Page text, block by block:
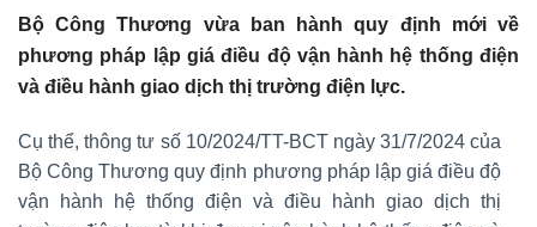
Bộ Công Thương vừa ban hành quy định mới về
phương pháp lập giá điều độ vận hành hệ thống điện
và điều hành giao dịch thị trường điện lực.
Cụ thể, thông tư số 10/2024/TT-BCT ngày 31/7/2024 của
Bộ Công Thương quy định phương pháp lập giá điều độ
vận hành hệ thống điện và điều hành giao dịch thị